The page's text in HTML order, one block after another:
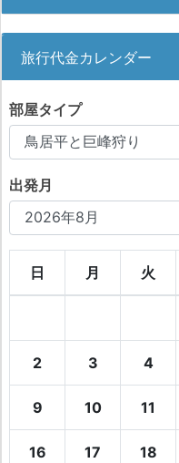
旅行代金カレンダー
部屋タイプ
出発月
日 月 火
2 3 4
9 10 11
16 17 18